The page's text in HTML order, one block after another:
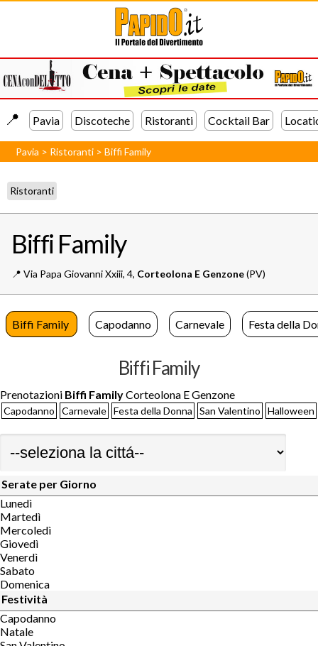
📍️ Pavia Discoteche Ristoranti Cocktail Bar
Pavia > Ristoranti >Biffi Family
Ristoranti
Biffi Family
📍️ Via Papa Giovanni Xxiii, 4, Corteolona E Genzone(PV)
Biffi Family Capodanno Carnevale Festa della
Biffi Family
Prenotazioni Biffi FamilyCorteolona E Genzone
Capodanno Carnevale Festa della Donna San Valentino Halloween
Serate per Giorno
Lunedì
Martedì
Mercoledì
Giovedì
Venerdì
Sabato
Domenica
Festività
Capodanno
Natale